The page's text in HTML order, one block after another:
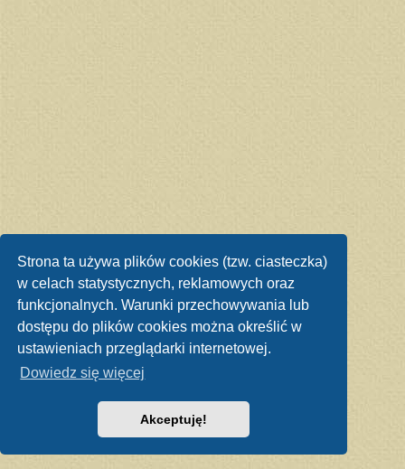
Strona ta używa plików cookies (tzw. ciasteczka)
w celach statystycznych, reklamowych oraz
funkcjonalnych. Warunki przechowywania lub
dostępu do plików cookies można określić w
ustawieniach przeglądarki internetowej.
Dowiedz się więcej
Akceptuję!